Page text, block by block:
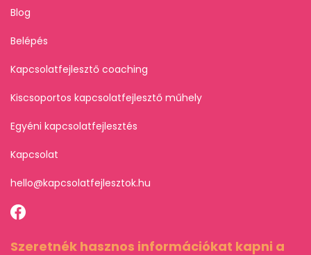
Blog
Belépés
Kapcsolatfejlesztő coaching
Kiscsoportos kapcsolatfejlesztő műhely
Egyéni kapcsolatfejlesztés
Kapcsolat
hello@kapcsolatfejlesztok.hu
Szeretnék hasznos információkat kapni a